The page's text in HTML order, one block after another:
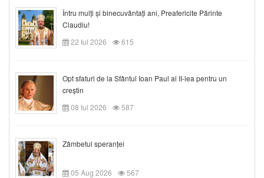
Întru mulți și binecuvântați ani, Preafericite Părinte
Claudiu!
22 Iul 2026
615
Opt sfaturi de la Sfântul Ioan Paul al II-lea pentru un
creștin
08 Iul 2026
587
Zâmbetul speranței
05 Aug 2026 567